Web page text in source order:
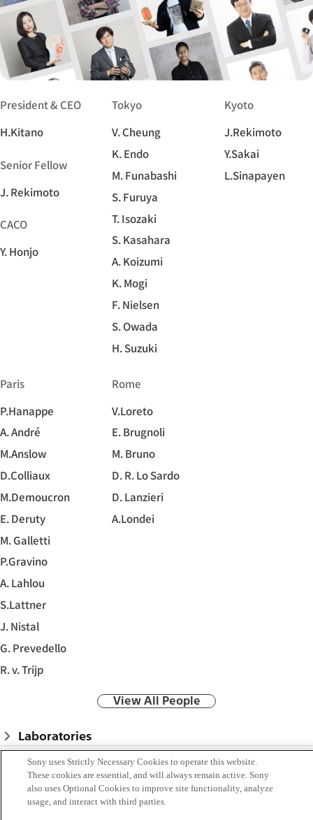
President & CEO
H.Kitano
Senior Fellow
J. Rekimoto
CACO
Y. Honjo
Tokyo
V. Cheung
K. Endo
M. Funabashi
S. Furuya
T. Isozaki
S. Kasahara
A. Koizumi
K. Mogi
F. Nielsen
S. Owada
H. Suzuki
Kyoto
J.Rekimoto
Y.Sakai
L.Sinapayen
Paris
P.Hanappe
A. André
M.Anslow
D.Colliaux
M.Demoucron
E. Deruty
M. Galletti
P.Gravino
A. Lahlou
S.Lattner
J. Nistal
G. Prevedello
R. v. Trijp
Rome
V.Loreto
E. Brugnoli
M. Bruno
D. R. Lo Sardo
D. Lanzieri
A.Londei
View All People
Laboratories
Tokyo
Kyoto
Sony uses Strictly Necessary Cookies to operate this website.
These cookies are essential, and will always remain active. Sony
also uses Optional Cookies to improve site functionality, analyze
usage, and interact with third parties.